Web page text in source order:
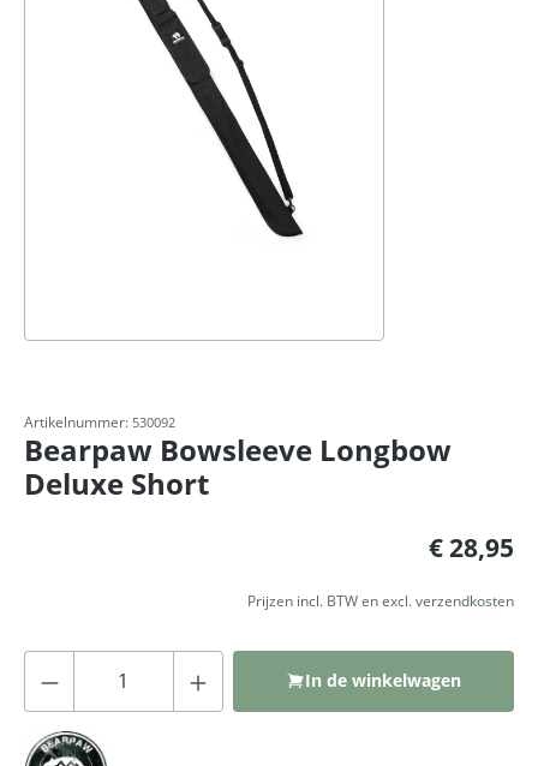
Artikelnummer: 530092
Bearpaw Bowsleeve Longbow
Deluxe Short
€ 28,95
Prijzen incl. BTW en excl. verzendkosten
Producthoeveelheid: Voer de
In de winkelwagen